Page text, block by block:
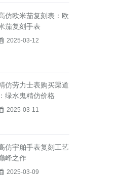
仿欧米茄复刻表：欧
茄复刻手表
2025-03-12
仿劳力士表购买渠道
：绿水鬼精仿价格
2025-03-11
仿宇舶手表复刻工艺
峰之作
2025-03-09